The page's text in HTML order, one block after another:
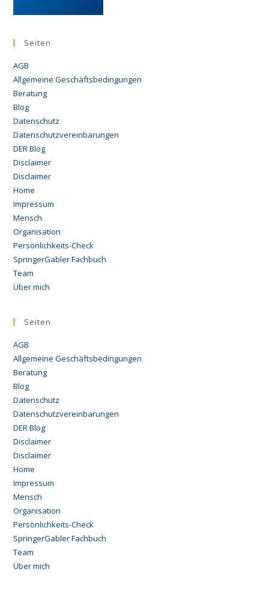
Seiten
AGB
Allgemeine Geschäftsbedingungen
Beratung
Blog
Datenschutz
Datenschutzvereinbarungen
DER Blog
Disclaimer
Disclaimer
Home
Impressum
Mensch
Organisation
Persönlichkeits-Check
SpringerGabler Fachbuch
Team
Über mich
Seiten
AGB
Allgemeine Geschäftsbedingungen
Beratung
Blog
Datenschutz
Datenschutzvereinbarungen
DER Blog
Disclaimer
Disclaimer
Home
Impressum
Mensch
Organisation
Persönlichkeits-Check
SpringerGabler Fachbuch
Team
Über mich